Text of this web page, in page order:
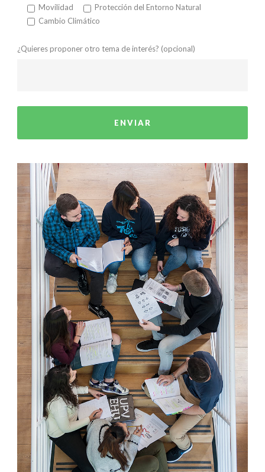
Movilidad
Protección del Entorno Natural
Cambio Climático
¿Quieres proponer otro tema de interés? (opcional)